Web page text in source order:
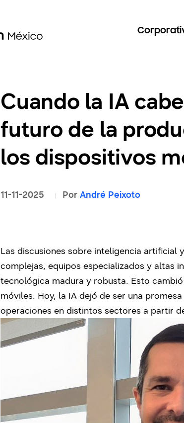
Cuando la IA
futuro de la
los dispositivos
11-11-2025 Por André Peixoto
Las discusiones sobre inteligencia artificial
complejas, equipos especializados y altas
tecnológica madura y robusta. Esto
móviles. Hoy, la IA dejó de ser una
operaciones en distintos sectores a partir